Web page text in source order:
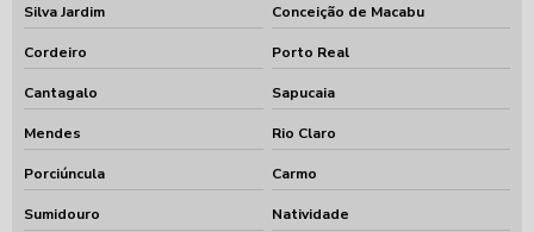
Silva Jardim Conceição de Macabu
Cordeiro Porto Real
Cantagalo Sapucaia
Mendes Rio Claro
Porciúncula Carmo
Sumidouro Natividade